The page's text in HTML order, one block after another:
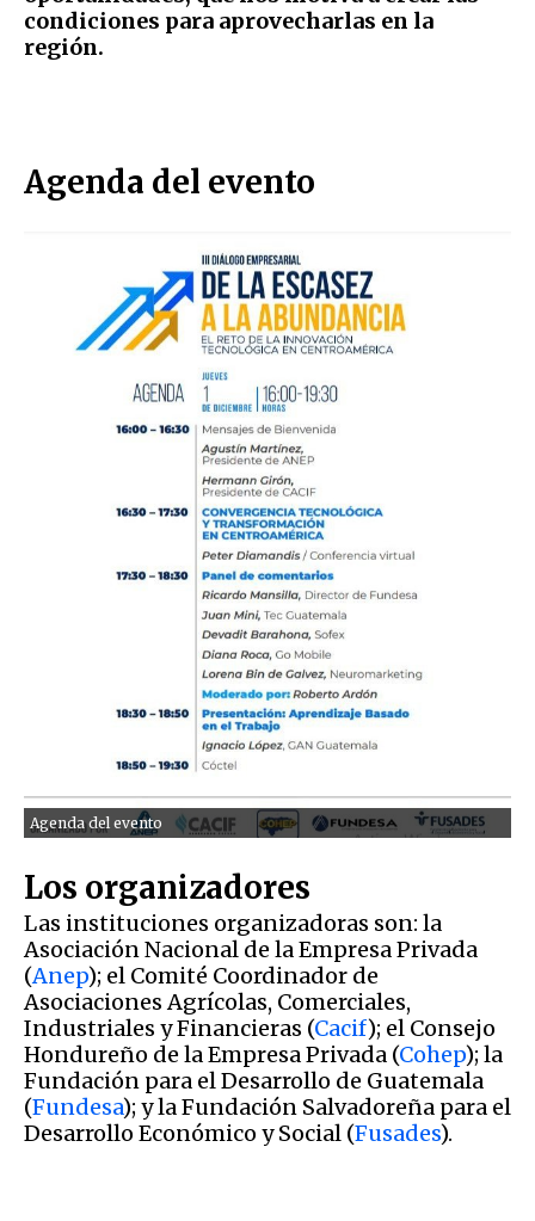
condiciones para aprovecharlas en la
región.
Agenda del evento
Agenda del evento
Los organizadores
Las instituciones organizadoras son: la
Asociación Nacional de la Empresa Privada
(Anep); el Comité Coordinador de
Asociaciones Agrícolas, Comerciales,
Industriales y Financieras (Cacif); el Consejo
Hondureño de la Empresa Privada (Cohep); la
Fundación para el Desarrollo de Guatemala
(Fundesa); y la Fundación Salvadoreña para el
Desarrollo Económico y Social (Fusades).